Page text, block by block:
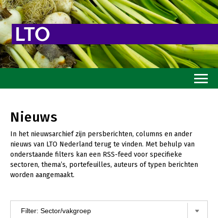
Toekomstvisie
Goed eten
Mooi groen
Sterk ondernemerschap
Nieuws
In het nieuwsarchief zijn persberichten, columns en ander
nieuws van LTO Nederland terug te vinden. Met behulp van
onderstaande filters kan een RSS-feed voor specifieke
sectoren, thema’s, portefeuilles, auteurs of typen berichten
worden aangemaakt.